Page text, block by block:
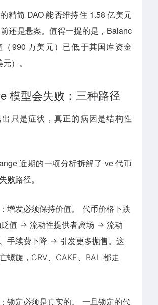
精简 DAO 能否维持住 1.58 亿美元
还是悬案。值得一提的是，Balanc
（990 万美元）已低于其国库资金
）。
模型会失败：三种路径
只是症状，真正的病因是结构性
近期的一项分析拆解了 ve 代币
败路径。
增发必须保持价值。
代币价格下跌
值 → 流动性提供者离场 → 流动
手续费下降 → 引发更多抛售。这
螺旋，CRV、CAKE、BAL 都走
锁定必须是真实的。 一旦锁定的代